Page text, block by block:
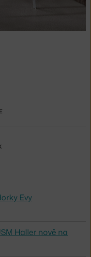
Evy
Haller nově na